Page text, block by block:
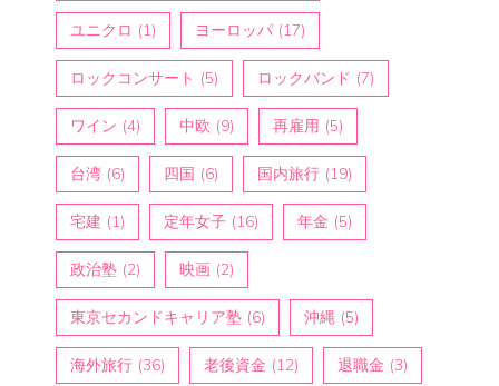
ユニクロ (1) ヨーロッパ (17)
ロックコンサート (5) ロックバンド (7)
ワイン (4) 中欧 (9) 再雇用 (5)
台湾 (6) 四国 (6) 国内旅行 (19)
宅建 (1) 定年女子 (16) 年金 (5)
政治塾 (2) 映画 (2)
東京セカンドキャリア塾 (6) 沖縄 (5)
海外旅行 (36) 老後資金 (12) 退職金 (3)